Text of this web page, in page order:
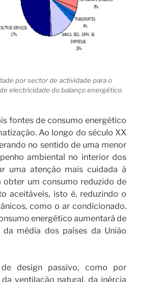
por sector de actividade para o
electricidade do balanço energético
fontes de consumo energético
Ao longo do século XX
no sentido de uma menor
ambiental no interior dos
uma atenção mais cuidada à
um consumo reduzido de
aceitáveis, isto é, reduzindo o
como o ar condicionado.
energético aumentará de
média dos países da União
design passivo, como por
ventilação natural, da inércia